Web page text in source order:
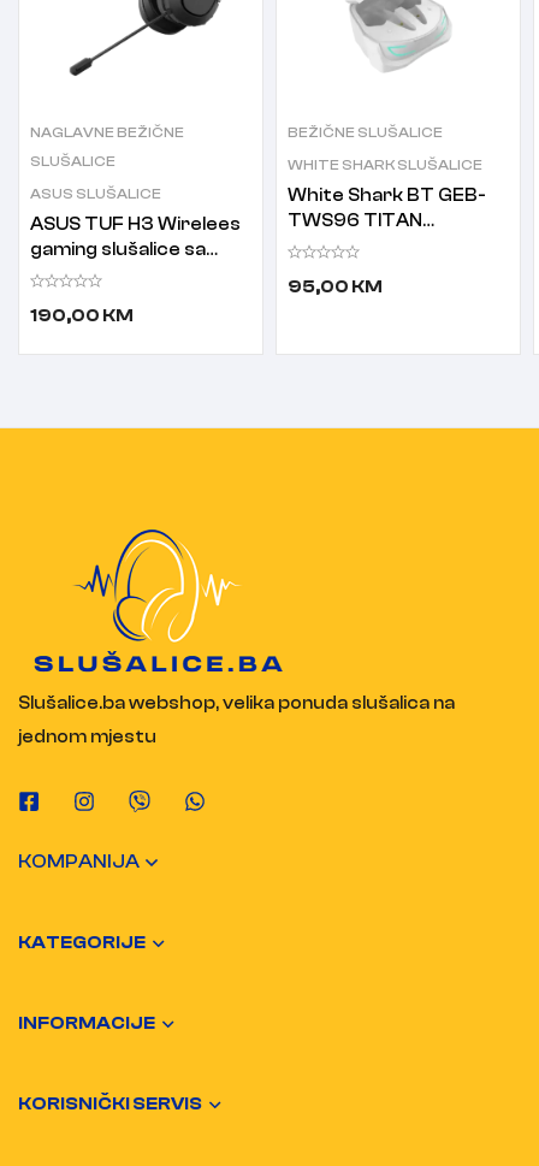
NAGLAVNE BEŽIČNE
SLUŠALICE
ASUS SLUŠALICE
ASUS TUF H3 Wirelees
gaming slušalice sa
mikrofonom
190,00 KM
BEŽIČNE SLUŠALICE
WHITE SHARK SLUŠALICE
White Shark BT GEB-
TWS96 TITAN
Bluetooth slušalice sa
95,00 KM
Slušalice.ba webshop, velika ponuda slušalica na
jednom mjestu
KOMPANIJA
KATEGORIJE
INFORMACIJE
KORISNIČKI SERVIS